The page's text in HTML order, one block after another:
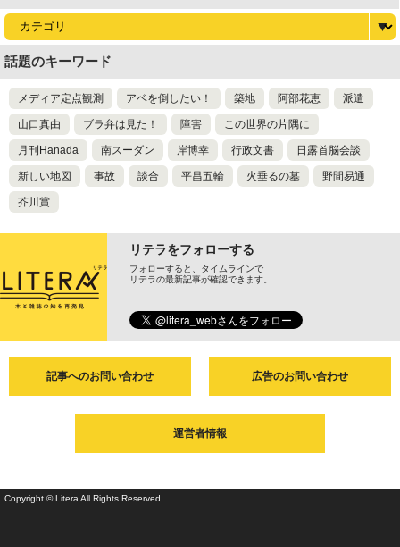
話題のキーワード
メディア定点観測 アベを倒したい！ 築地 阿部花恵 派遣
山口真由 ブラ弁は見た！ 障害 この世界の片隅に
月刊Hanada 南スーダン 岸博幸 行政文書 日露首脳会談
新しい地図 事故 談合 平昌五輪 火垂るの墓 野間易通
芥川賞
リテラをフォローする
フォローすると、タイムラインで
リテラの最新記事が確認できます。
記事へのお問い合わせ 広告のお問い合わせ
運営者情報
Copyright © Litera All Rights Reserved.